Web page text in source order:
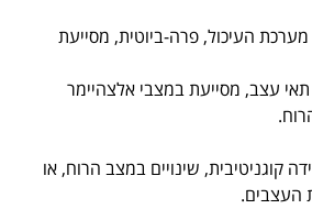
העיכול, פרה-ביוטית, מסייעת
עצב, מסייעת במצבי אלצהיימר
קוגניטיבית, שינויים במצב הרוח, או
העצבים.